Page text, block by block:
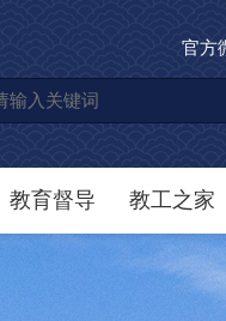
官方
教育督导 教工之家